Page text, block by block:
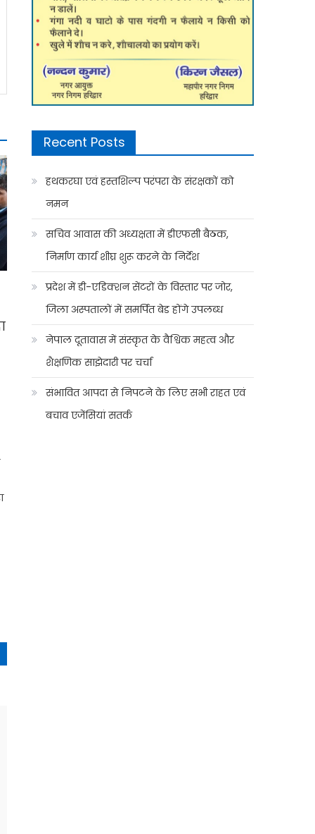
Recent Posts
हथकरघा एवं हस्तशिल्प परंपरा के संरक्षकों को
नमन
सचिव आवास की अध्यक्षता में डीएफसी बैठक,
निर्माण कार्य शीघ्र शुरू करने के निर्देश
प्रदेश में डी-एडिक्शन सेंटरों के विस्तार पर जोर,
जिला अस्पतालों में समर्पित बेड होंगे उपलब्ध
नेपाल दूतावास में संस्कृत के वैश्विक महत्व और
शैक्षणिक साझेदारी पर चर्चा
संभावित आपदा से निपटने के लिए सभी राहत एवं
बचाव एजेंसियां सतर्क